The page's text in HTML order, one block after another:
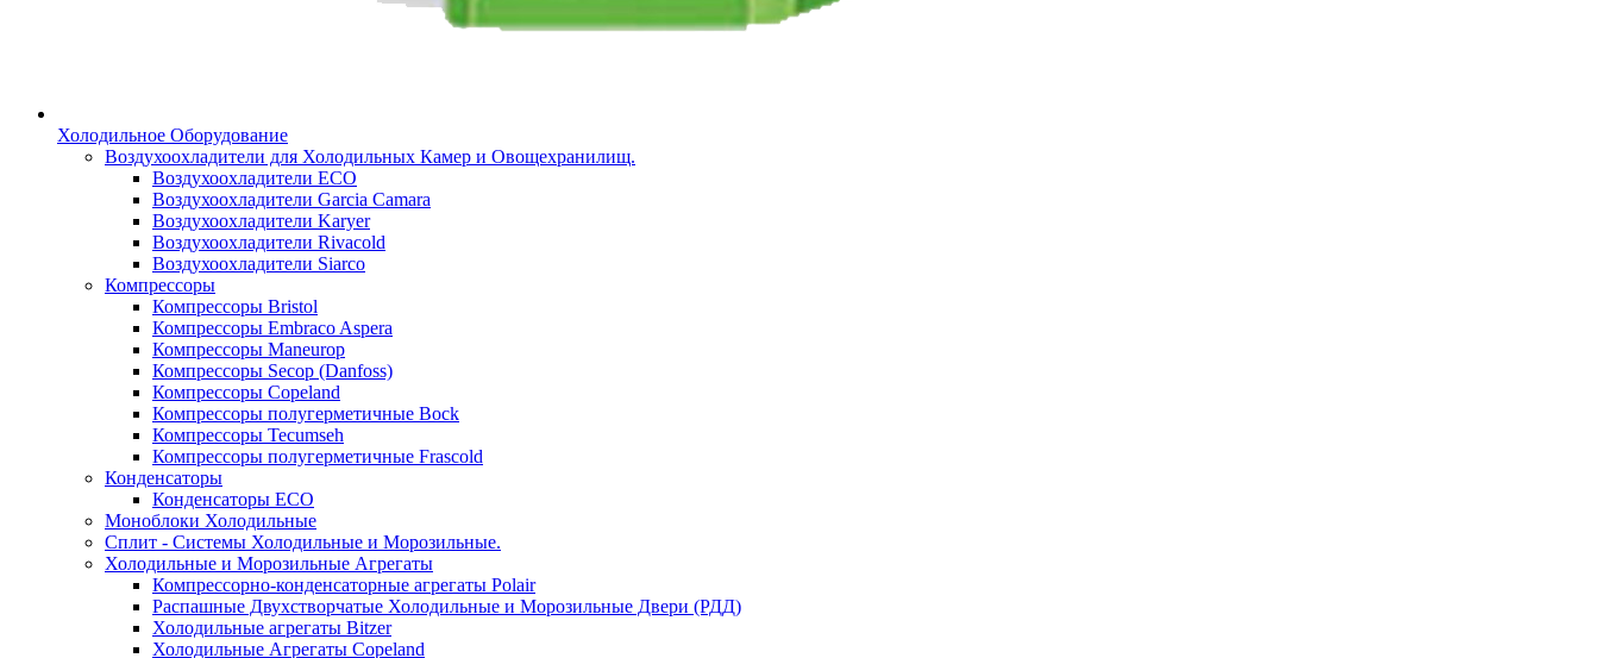
Холодильное Оборудование
Воздухоохладители для Холодильных Камер и Овощехранилищ.
Воздухоохладители ECO
Воздухоохладители Garcia Camara
Воздухоохладители Karyer
Воздухоохладители Rivacold
Воздухоохладители Siarco
Компрессоры
Компрессоры Bristol
Компрессоры Embraco Aspera
Компрессоры Maneurop
Компрессоры Secop (Danfoss)
Компрессоры Copeland
Компрессоры полугерметичные Bock
Компрессоры Tecumseh
Компрессоры полугерметичные Frascold
Конденсаторы
Конденсаторы ECO
Моноблоки Холодильные
Сплит - Системы Холодильные и Морозильные.
Холодильные и Морозильные Агрегаты
Компрессорно-конденсаторные агрегаты Polair
Распашные Двухстворчатые Холодильные и Морозильные Двери (РДД)
Холодильные агрегаты Bitzer
Холодильные Агрегаты Copeland